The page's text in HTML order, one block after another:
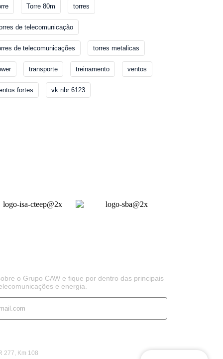
Torre 80m torres
de telecomunicação
de telecomunicações torres metalicas
transporte treinamento ventos
fortes vk nbr 6123
o Grupo CAW e fique por dentro das principais
e energia.
277, Km 108